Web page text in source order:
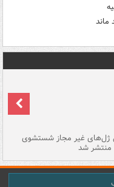
ماند
ژل‌های غیر مجاز شستشوی
شد